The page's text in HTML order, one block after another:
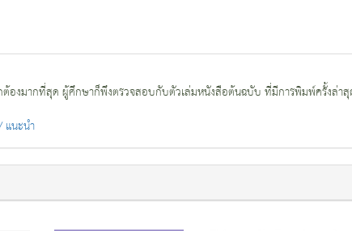
องมากที่สุด ผู้ศึกษาก็พึงตรวจสอบกับตัวเล่มหนังสือต้นฉบับ ที่มีการพิมพ์ครั้งล่าสุ
แนะนำ